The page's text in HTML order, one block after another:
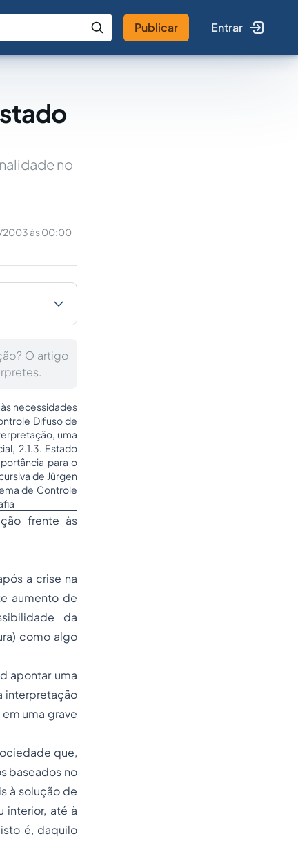
Buscar no Jus
Publicar Entrar
no
2003 às 00:00
O artigo
necessidades
Difuso de
uma
2.1.3. Estado
para o
de Jürgen
de Controle
frente às
a crise na
aumento de
da
como algo
apontar uma
interpretação
uma grave
que,
baseados no
à solução de
interior, até à
é, daquilo